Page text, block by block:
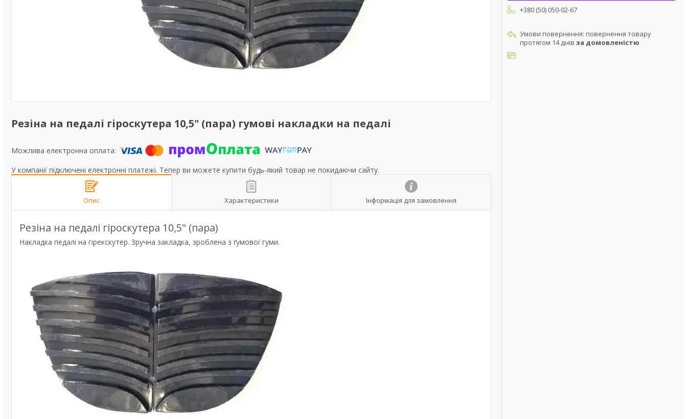
Резіна на педалі гіроскутера 10,5" (пара) гумові накладки на педалі
У компанії підключені електронні платежі. Тепер ви можете купити будь-який товар не покидаючи сайту.
Опис Характеристики Інформація для замовлення
Резіна на педалі гіроскутера 10,5" (пара)
Накладка педалі на гірекскутер. Зручна закладка, зроблена з ґумової гуми.
+380 (50) 050-02-67
повернення товару
протягом 14 днів за домовленістю